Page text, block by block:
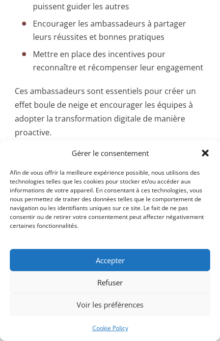
Gérer le consentement
Afin de vous offrir la meilleure expérience possible, nous utilisons des
technologies telles que les cookies pour stocker et/ou accéder aux
informations de votre appareil. En consentant à ces technologies, vous
nous permettez de traiter des données telles que le comportement de
navigation ou les identifiants uniques sur ce site. Le fait de ne pas
consentir ou de retirer votre consentement peut affecter négativement
certaines fonctionnalités.
Accepter
Refuser
Voir les préférences
Cookie Policy
puissent guider les autres
Encourager les ambassadeurs à partager
leurs réussites et bonnes pratiques
Mettre en place des incentives pour
reconnaître et récompenser leur engagement
Ces ambassadeurs sont essentiels pour créer un
effet boule de neige et encourager les équipes à
adopter la transformation digitale de manière
proactive.
Accompagner une transformation digitale
nécessite donc une stratégie bien pensée et des
actions concrètes, de la communication à la
formation en passant par l'implication des
garantir le succès de la transformation et la
pérennité des nouvelles pratiques digitales au sein
notre article sur le RevOps
comment aligner les équipes dans des démarches